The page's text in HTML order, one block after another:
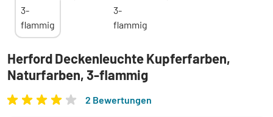
Herford Deckenleuchte Kupferfarben,
Naturfarben, 3-flammig
2 Bewertungen